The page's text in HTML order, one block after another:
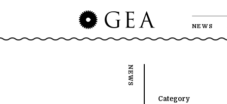
NEWS
Category